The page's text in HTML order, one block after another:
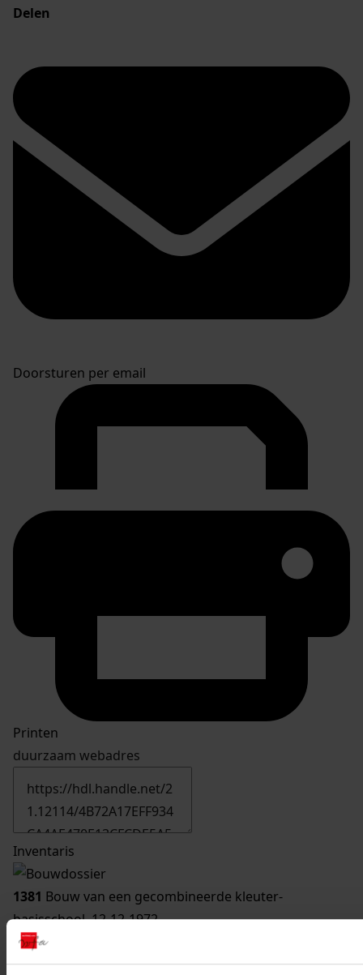
Delen
Doorsturen per email
Printen
duurzaam webadres
Inventaris
1381 Bouw van een gecombineerde kleuter-
basisschool, 12-12-1972
Datering
12-12-1972